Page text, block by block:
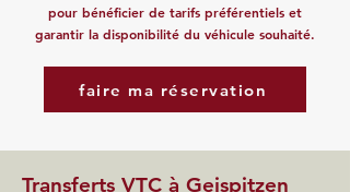
pour bénéficier de tarifs préférentiels et
garantir la disponibilité du véhicule souhaité.
faire ma réservation
Transferts VTC à Geispitzen